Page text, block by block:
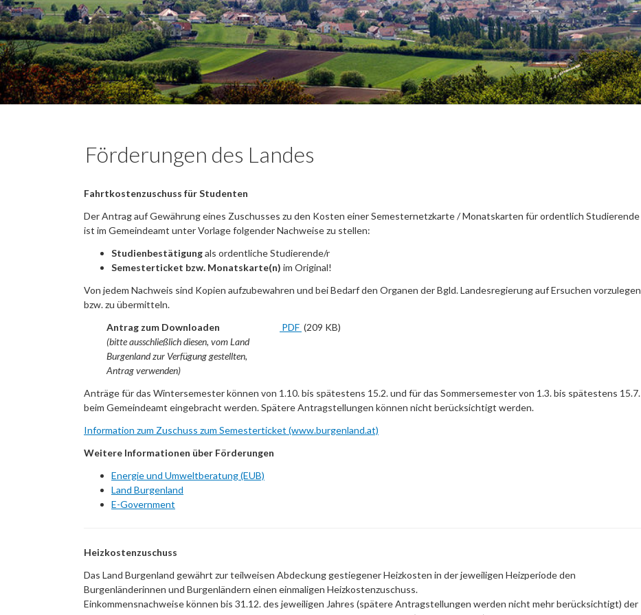
Förderungen des Landes
Fahrtkostenzuschuss für Studenten
Der Antrag auf Gewährung eines Zuschusses zu den Kosten einer Semesternetzkarte / Monatskarten für ordentlich Studierende
ist im Gemeindeamt unter Vorlage folgender Nachweise zu stellen:
Studienbestätigungals ordentliche Studierende/r
Semesterticket bzw. Monatskarte(n) im Original!
Von jedem Nachweis sind Kopien aufzubewahren und bei Bedarf den Organen der Bgld. Landesregierung auf Ersuchen vorzulegen
bzw. zu übermitteln.
Antrag zum Downloaden
PDF (209 KB)
(bitte ausschließlich diesen, vom Land
Burgenland zur Verfügung gestellten,
Antrag verwenden)
Anträge für das Wintersemester können von 1.10. bis spätestens 15.2. und für das Sommersemester von 1.3. bis spätestens 15.7.
beim Gemeindeamt eingebracht werden. Spätere Antragstellungen können nicht berücksichtigt werden.
Information zum Zuschuss zum Semesterticket (www.burgenland.at)
Weitere Informationen über Förderungen
Energie und Umweltberatung (EUB)
Land Burgenland
E-Government
Heizkostenzuschuss
Das Land Burgenland gewährt zur teilweisen Abdeckung gestiegener Heizkosten in der jeweiligen Heizperiode den
Burgenländerinnen und Burgenländern einen einmaligen Heizkostenzuschuss.
Einkommensnachweise können bis 31.12. des jeweiligen Jahres (spätere Antragstellungen werden nicht mehr berücksichtigt) der